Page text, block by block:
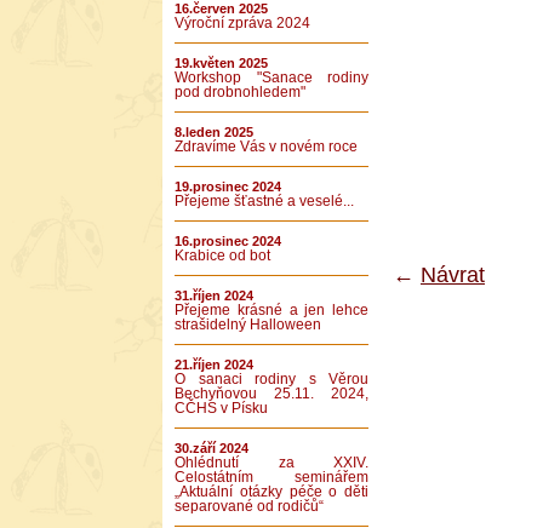
16.červen 2025
Výroční zpráva 2024
19.květen 2025
Workshop "Sanace rodiny
pod drobnohledem"
8.leden 2025
Zdravíme Vás v novém roce
19.prosinec 2024
Přejeme šťastné a veselé...
16.prosinec 2024
Krabice od bot
31.říjen 2024
Přejeme krásné a jen lehce
strašidelný Halloween
21.říjen 2024
O sanaci rodiny s Věrou
Bechyňovou 25.11. 2024,
CČHS v Písku
30.září 2024
Ohlédnutí za XXIV.
Celostátním seminářem
„Aktuální otázky péče o děti
separované od rodičů“
← Návrat